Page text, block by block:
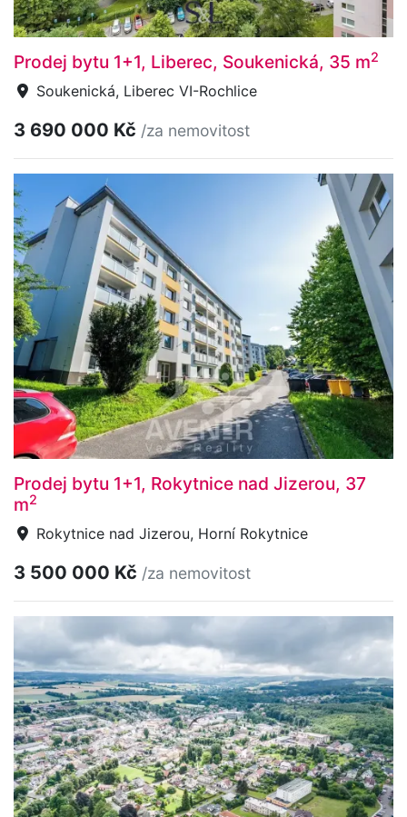
Prodej bytu 1+1, Liberec, Soukenická, 35 m2
Soukenická, Liberec VI-Rochlice
3 690 000 Kč /za nemovitost
Prodej bytu 1+1, Rokytnice nad Jizerou, 37
m2
Rokytnice nad Jizerou, Horní Rokytnice
3 500 000 Kč /za nemovitost